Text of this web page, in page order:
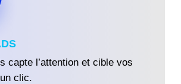
capte l’attention et cible vos
clic.